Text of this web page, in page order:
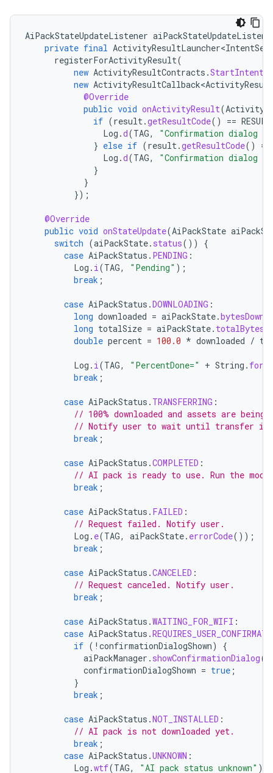
AiPackStateUpdateListener
private final
registerForActivityResult(
new ActivityResultContracts .
new
@Override
public void onActivityResult(
if (result.getResultCode() ==
Log .d(TAG,
"Confirmation dialog
} else if (result.getResultCode()
==
Log .d(TAG,
"Confirmation dialog
}
}
});
@Override
public void onStateUpdate(AiPackState
switch (aiPackState. status())
{
case AiPackStatus . PENDING :
Log . i(TAG, "Pending" );
break ;
case AiPackStatus .DOWNLOADING :
long downloaded = aiPackState.
long totalSize = aiPackState.
double percent = 100.0 * downloaded /
Log . i(TAG, "PercentDone=" + String .
break ;
case AiPackStatus . TRANSFERRING :
// 100% downloaded and assets are
// Notify user to wait until transfer is
break ;
case AiPackStatus .COMPLETED :
// AI pack is ready to use. Run the
break ;
case AiPackStatus . FAILED :
// Request failed. Notify user.
Log . e(TAG, aiPackState. errorCode());
break ;
case AiPackStatus .CANCELED :
// Request canceled. Notify user.
break ;
case AiPackStatus .WAITING_FOR_WIFI :
case AiPackStatus .
if ( ! confirmationDialogShown)
{
aiPackManager . showConfirmationDialog(
confirmationDialogShown = true ;
}
break ;
case AiPackStatus .NOT_INSTALLED :
// AI pack is not downloaded yet.
break ;
case AiPackStatus .UNKNOWN :
Log .wtf(TAG, "AI pack status unknown" )